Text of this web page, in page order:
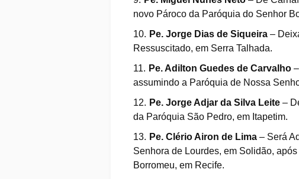
novo Pároco da Paróquia do Senhor
Pe. Jorge Dias de Siqueira –
Ressuscitado, em Serra Talhada.
Pe. Adilton Guedes de Carvalho
assumindo a Paróquia de Nossa
Pe. Jorge Adjar da Silva Leite –
da Paróquia São Pedro, em Itapetim.
Pe. Clério Airon de Lima – Será
Senhora de Lourdes, em Solidão,
Borromeu, em Recife.